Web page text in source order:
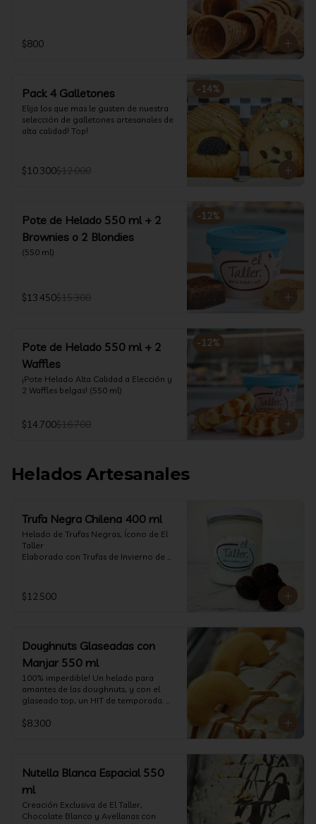
$800
-14%
Pack 4 Galletones
Elija los que mas le gusten de nuestra
selección de galletones artesanales de
alta calidad! Top!
$10.300$12.000
-12%
Pote de Helado 550 ml + 2
Brownies o 2 Blondies
(550 ml)
$13.450$15.300
-12%
Pote de Helado 550 ml + 2
Waffles
¡Pote Helado Alta Calidad a Elección y
2 Waffles belgas! (550 ml)
$14.700$16.700
Helados Artesanales
Trufa Negra Chilena 400 ml
Helado de Trufas Negras, Ícono de El
Taller
Elaborado con Trufas de Invierno de
cremoso y con un delicado proceso
para obtener una experiencia
esta Edición es muy Limitada,
aproveche ya de vivir esta fantástica
experiencia!!
Ya disponible en www.eltallerchile.cl
$12.500
Doughnuts Glaseadas con
Manjar 550 ml
100% imperdible! Un helado para
amantes de las doughnuts, y con el
glaseado top, un HIT de temporada.
$8.300
Nutella Blanca Espacial 550
ml
Creación Exclusiva de El Taller,
Chocolate Blanco y Avellanas con